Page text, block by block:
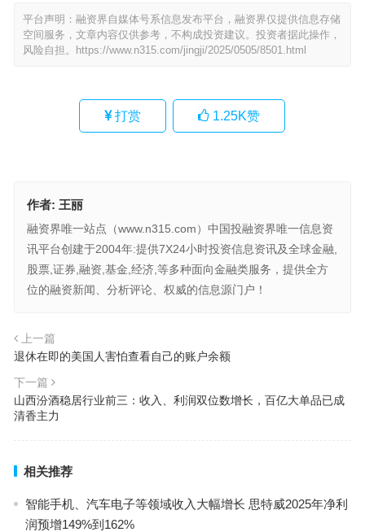
平台声明：融资界自媒体号系信息发布平台，融资界仅提供信息存储
空间服务，文章内容仅供参考，不构成投资建议。投资者据此操作，
风险自担。
https://www.n315.com/jingji/2025/0505/8501.html
打赏 1.25K赞
作者: 王丽
融资界唯一站点（www.n315.com）中国投融资界唯一信息资
讯平台创建于2004年:提供7X24小时投资信息资讯及全球金融,
股票,证券,融资,基金,经济,等多种面向金融类服务，提供全方
位的融资新闻、分析评论、权威的信息源门户！
上一篇
退休在即的美国人害怕查看自己的账户余额
下一篇
山西汾酒稳居行业前三：收入、利润双位数增长，百亿大单品已成
清香主力
相关推荐
智能手机、汽车电子等领域收入大幅增长 思特威2025年净利
润预增149%到162%